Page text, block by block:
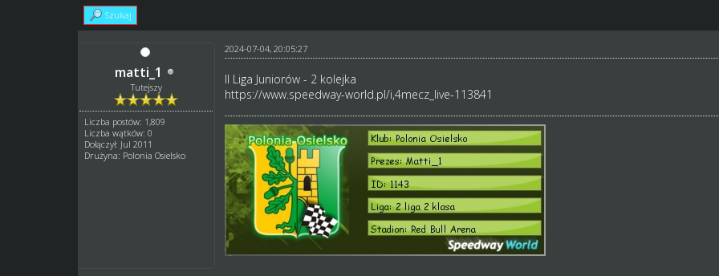
Szukaj
matti_1
Tutejszy
Liczba postów: 1,809
Liczba wątków: 0
Dołączył: Jul 2011
Drużyna: Polonia Osielsko
2024-07-04, 20:05:27
II Liga Juniorów - 2 kolejka
https://www.speedway-world.pl/i,4mecz_live-113841